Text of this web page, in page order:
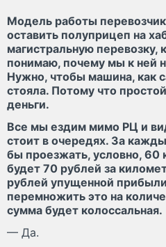
Модель работы
оставить полуприцеп на
магистральную перевозку,
понимаю, почему мы к ней
Нужно, чтобы машина, как
стояла. Потому что
деньги.
Все мы ездим мимо РЦ и
стоит в очередях. За
бы проезжать, условно, 60
будет 70 рублей за
рублей упущенной
перемножить это на
сумма будет колоссальная.
— Да.